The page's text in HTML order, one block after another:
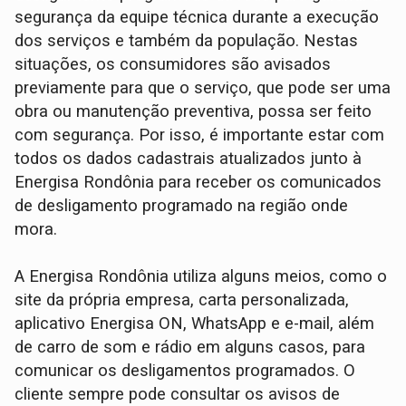
segurança da equipe técnica durante a execução
dos serviços e também da população. Nestas
situações, os consumidores são avisados
previamente para que o serviço, que pode ser uma
obra ou manutenção preventiva, possa ser feito
com segurança. Por isso, é importante estar com
todos os dados cadastrais atualizados junto à
Energisa Rondônia para receber os comunicados
de desligamento programado na região onde
mora.
‌A Energisa Rondônia utiliza alguns meios, como o
site da própria empresa, carta personalizada,
aplicativo Energisa ON, WhatsApp e e-mail, além
de carro de som e rádio em alguns casos, para
comunicar os desligamentos programados. O
cliente sempre pode consultar os avisos de